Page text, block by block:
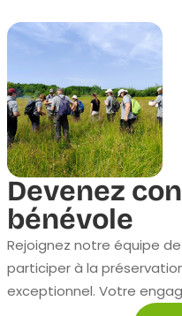
Devenez
bénévole
Rejoignez notre équipe
participer à la
exceptionnel. Votre